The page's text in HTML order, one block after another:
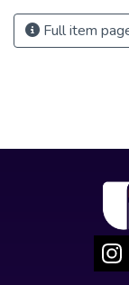
Full item